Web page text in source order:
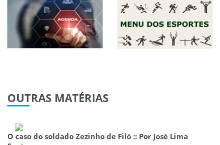
OUTRAS MATÉRIAS
O caso do soldado Zezinho de Filó :: Por José Lima